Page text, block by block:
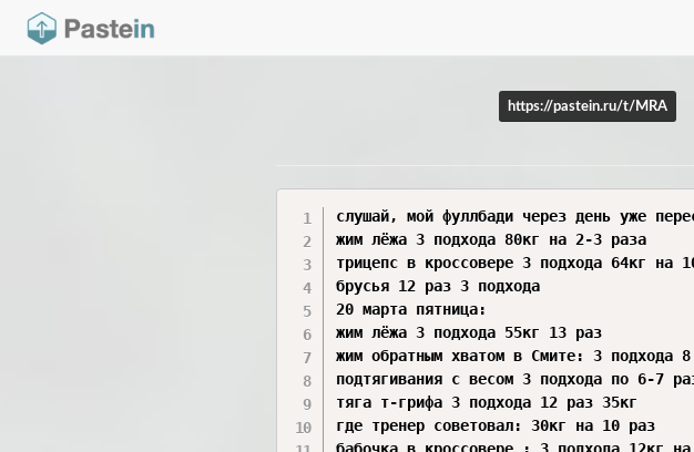
https://pastein.ru/t/MRA
слушай, мой фуллбади через день уже перестал работать почти, уже то есть ну плато если честно, веса не растут, только усталость, одни и те же упражнения и где-то их слишком много, а где-то на нужные мышцы слишком мало, поэтому пора переходить на что-то новое, фундамент полностью от фуллбади заложен, теперь давай сплит через день? или что посоветуешь? давай я тебе скину последние тренировки что у меня были, там волнообразный фуллбади (легкий, средний, тяжёлый день) среда 18 марта : 
жим лёжа 3 подхода 80кг на 2-3 раза 
трицепс в кроссовере 3 подхода 64кг на 10-12 раз
брусья 12 раз 3 подхода 
20 марта пятница:
жим лёжа 3 подхода 55кг 13 раз
жим обратным хватом в Смите: 3 подхода 8 раз 60кг
подтягивания с весом 3 подхода по 6-7 раз 15кг
тяга т-грифа 3 подхода 12 раз 35кг
где тренер